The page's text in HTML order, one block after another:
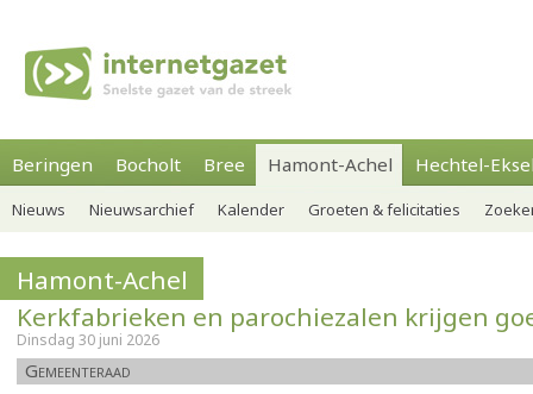
Beringen Bocholt Bree Hamont-Achel Hechtel-
Nieuws Nieuwsarchief Kalender Groeten & felicitaties
Hamont-Achel
Kerkfabrieken en parochiezalen krijgen
Dinsdag 30 juni 2026
Gemeenteraad